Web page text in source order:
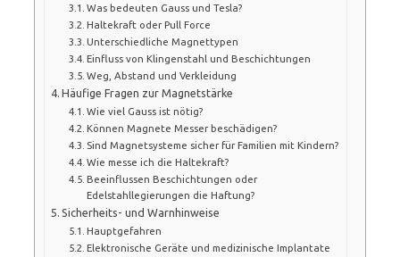
Was bedeuten Gauss und Tesla?
Haltekraft oder Pull Force
Unterschiedliche Magnettypen
Einfluss von Klingenstahl und Beschichtungen
Weg, Abstand und Verkleidung
Häufige Fragen zur Magnetstärke
Wie viel Gauss ist nötig?
Können Magnete Messer beschädigen?
Sind Magnetsysteme sicher für Familien mit Kindern?
Wie messe ich die Haltekraft?
Beeinflussen Beschichtungen oder
Edelstahllegierungen die Haftung?
Sicherheits- und Warnhinweise
Hauptgefahren
Elektronische Geräte und medizinische Implantate